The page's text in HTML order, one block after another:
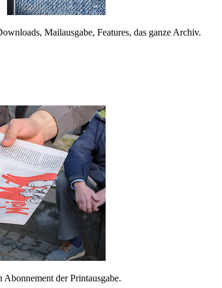
Mailausgabe, Features, das ganze Archiv.
Abonnement der Printausgabe.